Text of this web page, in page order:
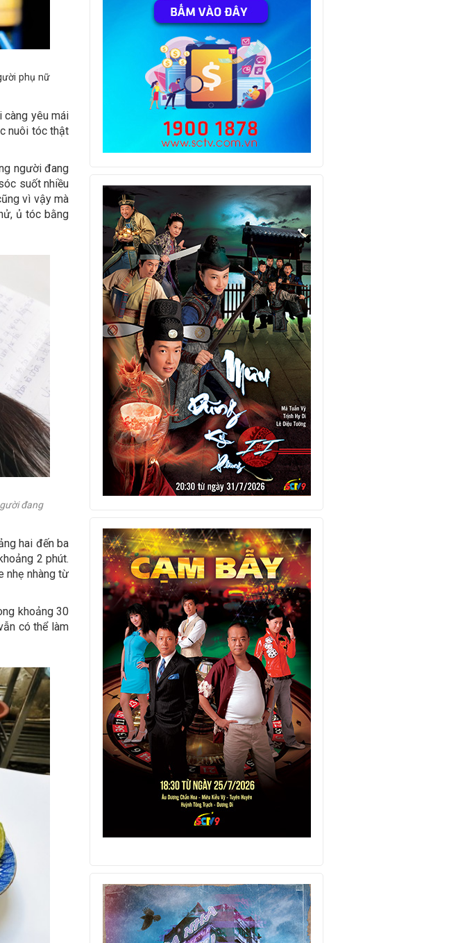
phụ nữ
càng yêu mái
nuôi tóc thật
người đang
suốt nhiều
vì vậy mà
ủ tóc bằng
đang
hai đến ba
2 phút.
nhẹ nhàng từ
khoảng 30
có thể làm